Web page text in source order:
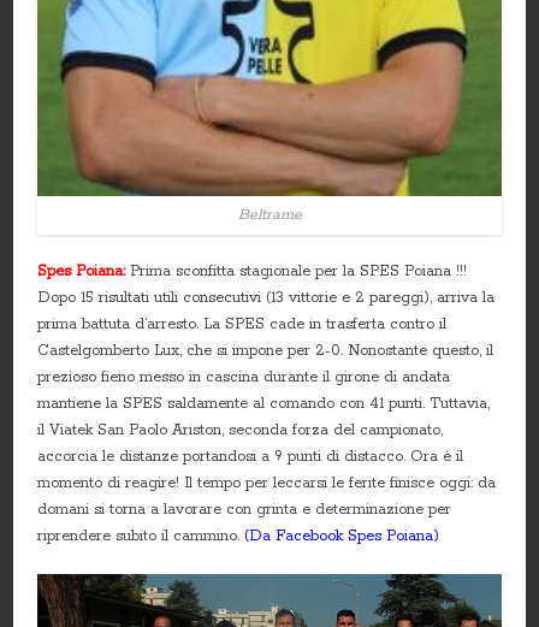
Beltrame
Spes Poiana: Prima sconfitta stagionale per la SPES Poiana !!!
Dopo 15 risultati utili consecutivi (13 vittorie e 2 pareggi), arriva la
prima battuta d’arresto. La SPES cade in trasferta contro il
Castelgomberto Lux, che si impone per 2-0. Nonostante questo, il
prezioso fieno messo in cascina durante il girone di andata
mantiene la SPES saldamente al comando con 41 punti. Tuttavia,
il Viatek San Paolo Ariston, seconda forza del campionato,
accorcia le distanze portandosi a 9 punti di distacco. Ora è il
momento di reagire! Il tempo per leccarsi le ferite finisce oggi: da
domani si torna a lavorare con grinta e determinazione per
riprendere subito il cammino. (Da Facebook Spes Poiana)